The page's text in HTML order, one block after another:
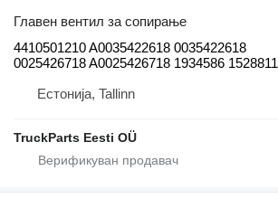
Главен вентил за сопирање
4410501210 A0035422618 0035422618
0025426718 A0025426718 1934586 1528811
Естонија, Tallinn
TruckParts Eesti OÜ